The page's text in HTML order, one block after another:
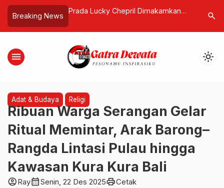
Breaking News
Dimakamkan
di TPU
Polsek Densel Gerak Cepat Tangani
Kami Sudah Koordinasi Dengan
Pihak Imigrasi
Rupiah
search
menu light_mode
Adat & Budaya Religi
Ribuan Warga Serangan Gelar
Ritual Memintar, Arak Barong–
Rangda Lintasi Pulau hingga
Kawasan Kura Kura Bali
account_circleRaycalendar_monthSenin, 22 Des 2025printCetak